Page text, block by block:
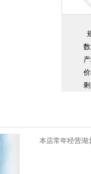
本店常年经营湖